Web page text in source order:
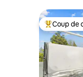
Coups de
Coup de